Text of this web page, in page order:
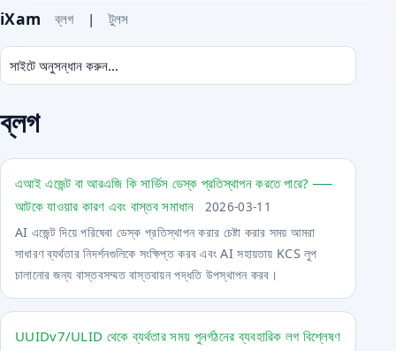
iXam ব্লগ | টুলস
ব্লগ
এআই এজেন্ট বা আরএজি কি সার্ভিস ডেস্ক প্রতিস্থাপন করতে পারে? ──
আটকে যাওয়ার কারণ এবং বাস্তব সমাধান
2026-03-11
AI এজেন্ট দিয়ে পরিষেবা ডেস্ক প্রতিস্থাপন করার চেষ্টা করার সময় আমরা
সাধারণ ব্যর্থতার নিদর্শনগুলিকে সংক্ষিপ্ত করব এবং AI সহায়তায় KCS লুপ
চালানোর জন্য বাস্তবসম্মত বাস্তবায়ন পদ্ধতি উপস্থাপন করব।
UUIDv7/ULID থেকে ব্যর্থতার সময় পুনর্গঠনের ব্যবহারিক লগ বিশ্লেষণ